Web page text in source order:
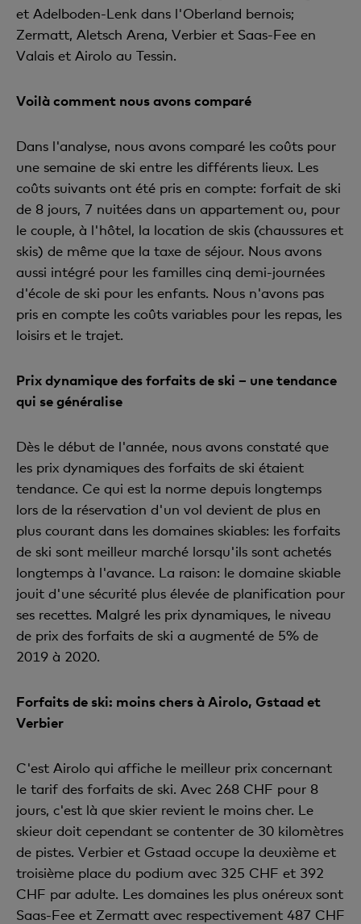
et Adelboden-Lenk dans l'Oberland bernois;
Zermatt, Aletsch Arena, Verbier et Saas-Fee en
Valais et Airolo au Tessin.
Voilà comment nous avons comparé
Dans l'analyse, nous avons comparé les coûts pour
une semaine de ski entre les différents lieux. Les
coûts suivants ont été pris en compte: forfait de ski
de 8 jours, 7 nuitées dans un appartement ou, pour
le couple, à l'hôtel, la location de skis (chaussures et
skis) de même que la taxe de séjour. Nous avons
aussi intégré pour les familles cinq demi-journées
d'école de ski pour les enfants. Nous n'avons pas
pris en compte les coûts variables pour les repas, les
loisirs et le trajet.
Prix dynamique des forfaits de ski – une tendance
qui se généralise
Dès le début de l'année, nous avons constaté que
les prix dynamiques des forfaits de ski étaient
tendance. Ce qui est la norme depuis longtemps
lors de la réservation d'un vol devient de plus en
plus courant dans les domaines skiables: les forfaits
de ski sont meilleur marché lorsqu'ils sont achetés
longtemps à l'avance. La raison: le domaine skiable
jouit d'une sécurité plus élevée de planification pour
ses recettes. Malgré les prix dynamiques, le niveau
de prix des forfaits de ski a augmenté de 5% de
2019 à 2020.
Forfaits de ski: moins chers à Airolo, Gstaad et
Verbier
C'est Airolo qui affiche le meilleur prix concernant
le tarif des forfaits de ski. Avec 268 CHF pour 8
jours, c'est là que skier revient le moins cher. Le
skieur doit cependant se contenter de 30 kilomètres
de pistes. Verbier et Gstaad occupe la deuxième et
troisième place du podium avec 325 CHF et 392
CHF par adulte. Les domaines les plus onéreux sont
Saas-Fee et Zermatt avec respectivement 487 CHF